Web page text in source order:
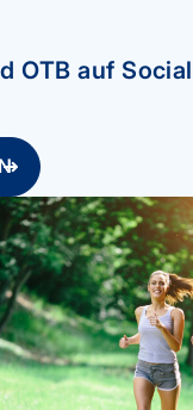
OTB auf